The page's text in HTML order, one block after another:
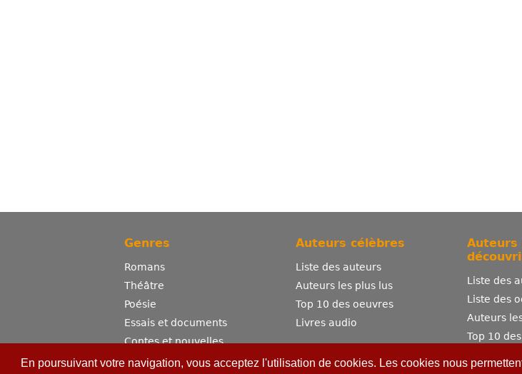
En poursuivant votre navigation, vous acceptez l'utilisation de cookies. Les cookies nous
Genres
Romans
Théâtre
Poésie
Essais et documents
Contes et nouvelles
Dictionnaire
Auteurs célèbres
Liste des auteurs
Auteurs les plus lus
Top 10 des oeuvres
Livres audio
Auteurs
Liste des
Liste des
Auteurs
Top 10